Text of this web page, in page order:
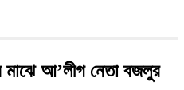
মাঝে আ’লীগ নেতা বজলুর